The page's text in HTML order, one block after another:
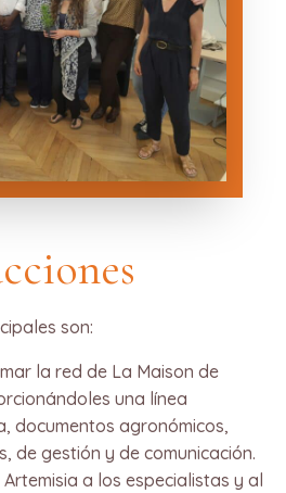
son:
la red de La Maison de
una línea
documentos agronómicos,
de gestión y de comunicación.
a los especialistas y al